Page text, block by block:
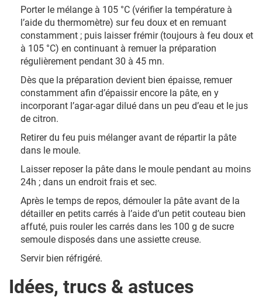
Porter le mélange à 105 °C (vérifier la température à
l’aide du thermomètre) sur feu doux et en remuant
constamment ; puis laisser frémir (toujours à feu doux et
à 105 °C) en continuant à remuer la préparation
régulièrement pendant 30 à 45 mn.
Dès que la préparation devient bien épaisse, remuer
constamment afin d’épaissir encore la pâte, en y
incorporant l’agar-agar dilué dans un peu d’eau et le jus
de citron.
Retirer du feu puis mélanger avant de répartir la pâte
dans le moule.
Laisser reposer la pâte dans le moule pendant au moins
24h ; dans un endroit frais et sec.
Après le temps de repos, démouler la pâte avant de la
détailler en petits carrés à l’aide d’un petit couteau bien
affuté, puis rouler les carrés dans les 100 g de sucre
semoule disposés dans une assiette creuse.
Servir bien réfrigéré.
Idées, trucs & astuces